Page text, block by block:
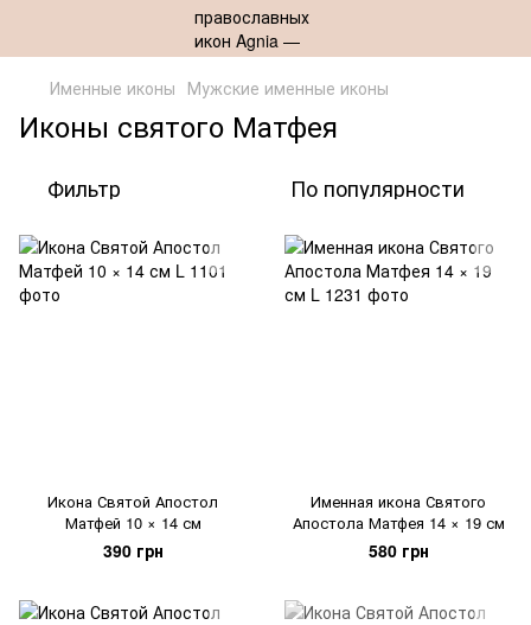
Именные иконы Мужские именные иконы
Иконы святого Матфея
Фильтр По популярности
Икона Святой Апостол
Матфей 10 × 14 см
390 грн
Именная икона Святого
Апостола Матфея 14 × 19 см
580 грн